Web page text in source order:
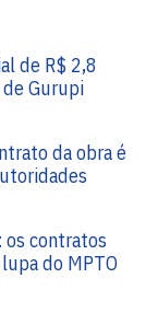
de R$ 2,8
Gurupi
da obra é
os contratos
do MPTO